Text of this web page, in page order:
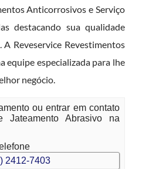
Anticorrosivos e Serviço
destacando sua qualidade
Reveservice Revestimentos
equipe especializada para lhe
negócio.
ou entrar em contato
Jateamento Abrasivo na
2412-7403